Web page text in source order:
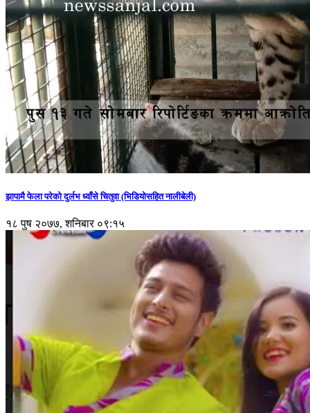
झापामै फेला परेको दुर्लभ ध्वाँसे चितुवा (भिडियोसहित नालीबेली)
१८ पुष २०७७, शनिबार ०९:१५